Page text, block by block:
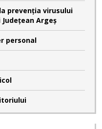
prevenția virusului
Argeș
personal